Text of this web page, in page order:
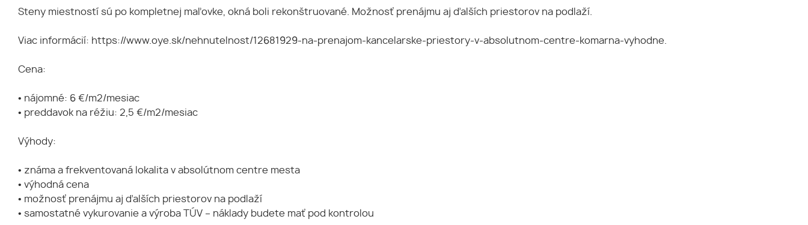
Steny miestností sú po kompletnej maľovke, okná boli rekonštruované. Možnosť prenájmu aj ďalších priestorov na podlaží.
Viac informácií: https://www.oye.sk/nehnutelnost/12681929-na-prenajom-kancelarske-priestory-v-absolutnom-centre-komarna-vyhodne.
Cena:
• nájomné: 6 €/m2/mesiac
• preddavok na réžiu: 2,5 €/m2/mesiac
Výhody:
• známa a frekventovaná lokalita v absolútnom centre mesta
• výhodná cena
• možnosť prenájmu aj ďalších priestorov na podlaží
• samostatné vykurovanie a výroba TÚV – náklady budete mať pod kontrolou